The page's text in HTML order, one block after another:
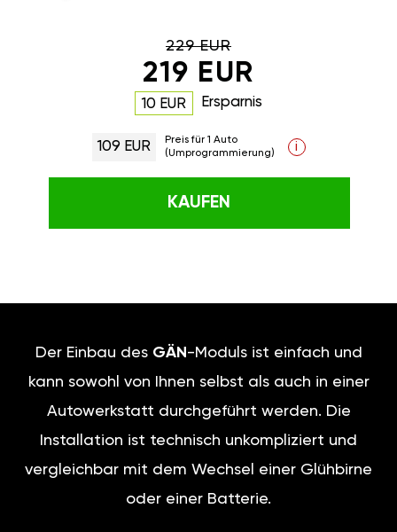
229 EUR
219 EUR
10 EUR Ersparnis
109 EUR
Preis für 1 Auto
(Umprogrammierung)
i
KAUFEN
Der Einbau des GÄN -Moduls ist einfach und
kann sowohl von Ihnen selbst als auch in einer
Autowerkstatt durchgeführt werden. Die
Installation ist technisch unkompliziert und
vergleichbar mit dem Wechsel einer Glühbirne
oder einer Batterie.